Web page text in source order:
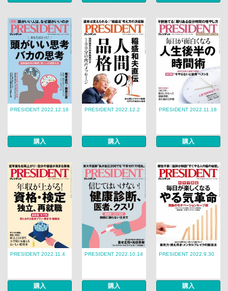
PRESIDENT 2022.12.16
購入
PRESIDENT 2022.12.2
購入
PRESIDENT 2022.11.18
購入
PRESIDENT 2022.11.4
購入
PRESIDENT 2022.10.14
購入
PRESIDENT 2022.9.30
購入